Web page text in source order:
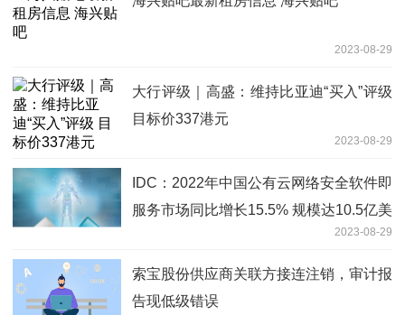
2023-08-29
大行评级｜高盛：维持比亚迪“买入”评级
目标价337港元
2023-08-29
IDC：2022年中国公有云网络安全软件即
服务市场同比增长15.5% 规模达10.5亿美
2023-08-29
索宝股份供应商关联方接连注销，审计报
告现低级错误